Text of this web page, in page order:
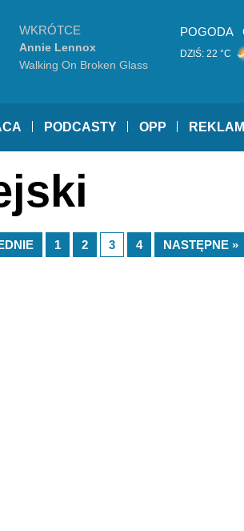
WKRÓTCE
Annie Lennox
Walking On Broken Glass
POGODA
DZIŚ: 22 °C
PODCASTY OPP
1 2 3 4 NASTĘPNE »